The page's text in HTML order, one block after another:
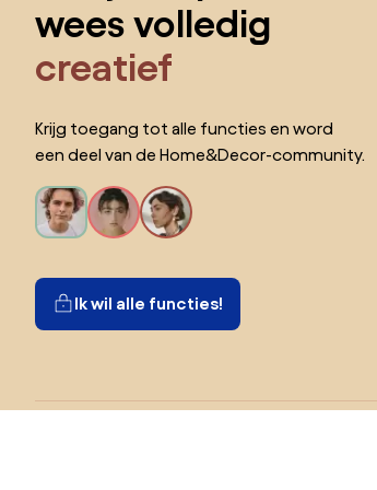
wees volledig
creatief
Krijg toegang tot alle functies en word
een deel van de Home&Decor-community.
Ik wil alle functies!